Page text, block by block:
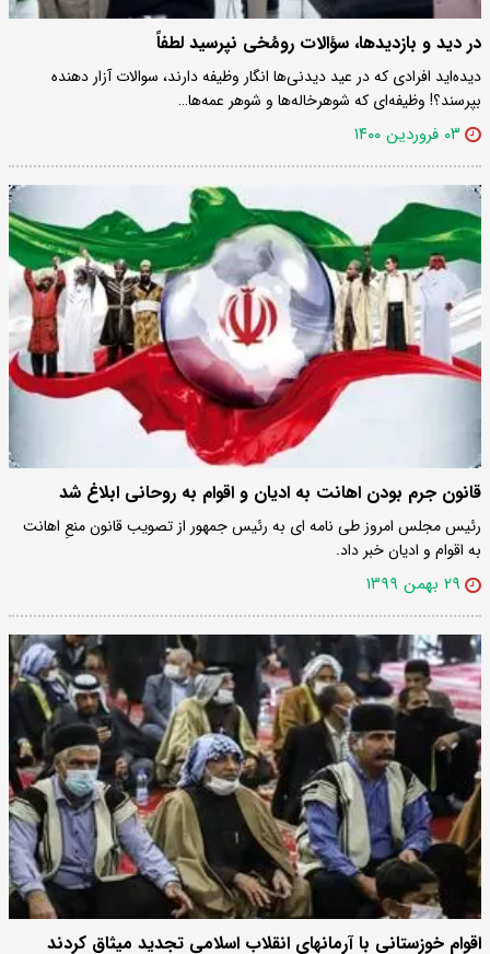
در دید و بازدیدها، سؤالات رومُخی نپرسید لطفاً
دیده‌اید افرادی که در عید دیدنی‌ها انگار وظیفه دارند، سوالات آزار دهنده
بپرسند؟! وظیفه‌ای که شوهرخاله‌ها و شوهر عمه‌ها…
۰۳ فروردین ۱۴۰۰
قانون جرم بودن اهانت به ادیان و اقوام به روحانی ابلاغ شد
رئیس مجلس امروز طی نامه ای به رئیس جمهور از تصویب قانون منعِ اهانت
به اقوام و ادیان خبر داد.
۲۹ بهمن ۱۳۹۹
اقوام خوزستانی با آرمانهای انقلاب اسلامی تجدید میثاق کردند